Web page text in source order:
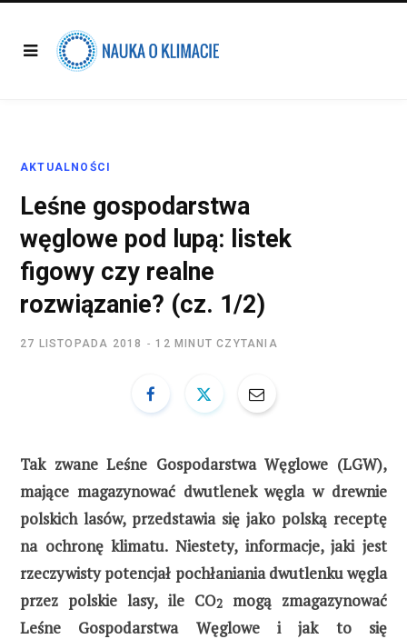
AKTUALNOŚCI
Leśne gospodarstwa
węglowe pod lupą: listek
figowy czy realne
rozwiązanie? (cz. 1/2)
27 LISTOPADA 2018 12 MINUT CZYTANIA
Tak zwane Leśne Gospodarstwa Węglowe (LGW),
mające magazynować dwutlenek węgla w drewnie
polskich lasów, przedstawia się jako polską receptę
na ochronę klimatu. Niestety, informacje, jaki jest
rzeczywisty potencjał pochłaniania dwutlenku węgla
przez polskie lasy, ile CO2mogą zmagazynować
Leśne Gospodarstwa Węglowe i jak to się